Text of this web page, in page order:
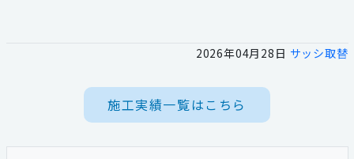
2026年04月28日 サッシ取替
施工実績一覧はこちら